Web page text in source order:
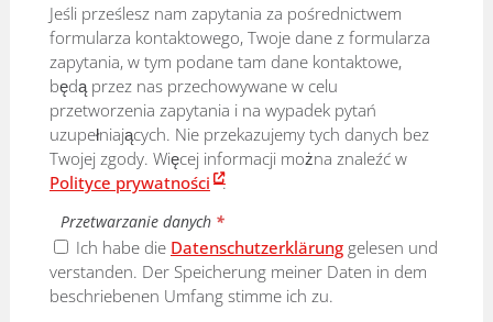
Jeśli prześlesz nam zapytania za pośrednictwem
formularza kontaktowego, Twoje dane z formularza
zapytania, w tym podane tam dane kontaktowe,
będą przez nas przechowywane w celu
przetworzenia zapytania i na wypadek pytań
uzupełniających. Nie przekazujemy tych danych bez
Twojej zgody. Więcej informacji można znaleźć w
Polityce prywatności .
Przetwarzanie danych *
Ich habe die Datenschutzerklärunggelesen und
verstanden. Der Speicherung meiner Daten in dem
beschriebenen Umfang stimme ich zu.